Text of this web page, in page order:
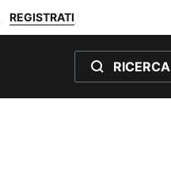
REGISTRATI
RICERCA